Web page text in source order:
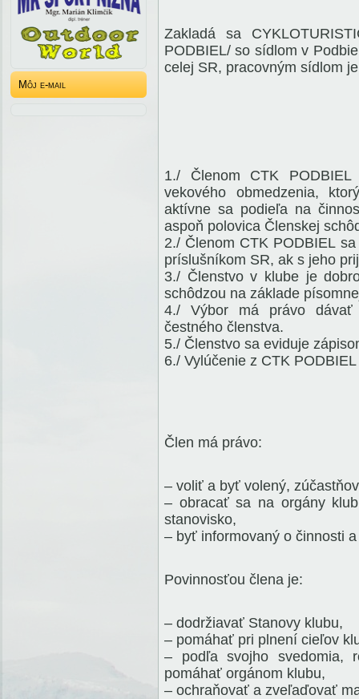
Môj e-mail
Zakladá sa
PODBIEL/ so sídlom v
celej SR, pracovným sídlom
1./ Členom CTK
vekového obmedzenia,
aktívne sa podieľa na
aspoň polovica Členskej
2./ Členom CTK PODBIEL
príslušníkom SR, ak s jeho
3./ Členstvo v klube je
schôdzou na základe
4./ Výbor má právo dávať
čestného členstva.
5./ Členstvo sa eviduje
6./ Vylúčenie z CTK
Člen má právo:
– voliť a byť volený,
– obracať sa na orgány
stanovisko,
– byť informovaný o činnosti
Povinnosťou člena je:
– dodržiavať Stanovy klubu,
– pomáhať pri plnení cieľov
– podľa svojho svedomia,
pomáhať orgánom klubu,
– ochraňovať a zveľaďovať